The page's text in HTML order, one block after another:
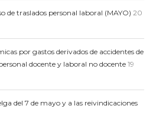
de traslados personal laboral (MAYO) 20
por gastos derivados de accidentes de
docente y laboral no docente 19
del 7 de mayo y a las reivindicaciones